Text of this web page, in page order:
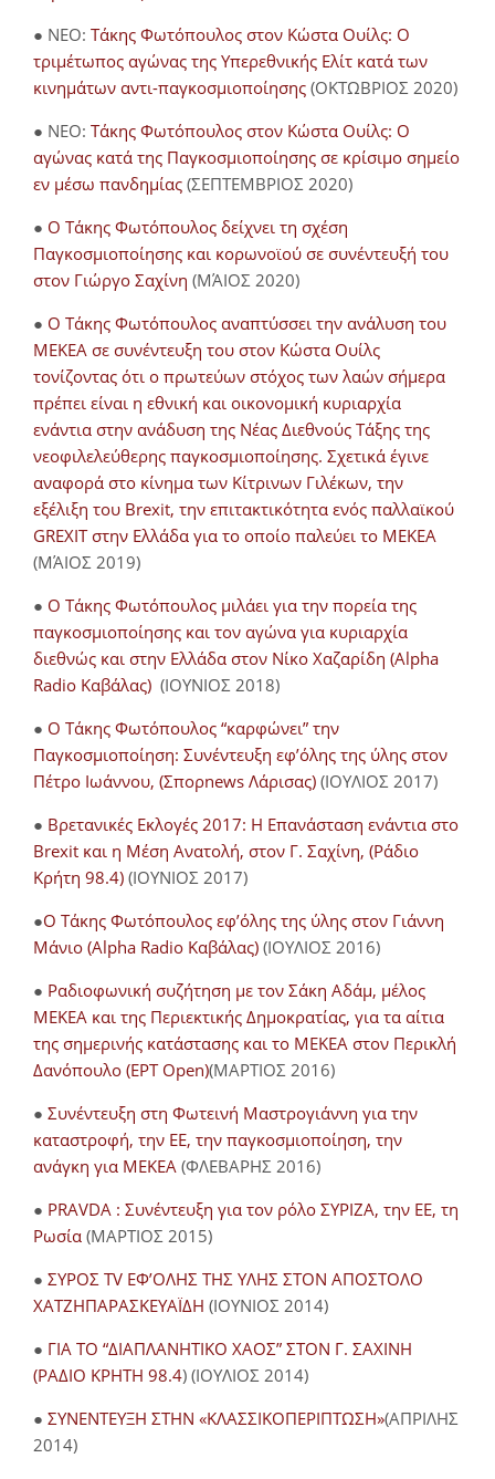
● NEO: Τάκης Φωτόπουλος στον Κώστα Ουίλς: Ο
τριμέτωπος αγώνας της Υπερεθνικής Ελίτ κατά των
κινημάτων αντι-παγκοσμιοποίησης (ΟΚΤΩΒΡΙΟΣ 2020)
● NEO: Τάκης Φωτόπουλος στον Κώστα Ουίλς: Ο
αγώνας κατά της Παγκοσμιοποίησης σε κρίσιμο σημείο
εν μέσω πανδημίας (ΣΕΠΤΕΜΒΡΙΟΣ 2020)
● Ο Τάκης Φωτόπουλος δείχνει τη σχέση
Παγκοσμιοποίησης και κορωνοϊού σε συνέντευξή του
στον Γιώργο Σαχίνη (ΜΆΙΟΣ 2020)
● O Τάκης Φωτόπουλος αναπτύσσει την ανάλυση του
ΜΕΚΕΑ σε συνέντευξη του στον Κώστα Ουίλς
τονίζοντας ότι ο πρωτεύων στόχος των λαών σήμερα
πρέπει είναι η εθνική και οικονομική κυριαρχία
ενάντια στην ανάδυση της Νέας Διεθνούς Τάξης της
νεοφιλελεύθερης παγκοσμιοποίησης. Σχετικά έγινε
αναφορά στο κίνημα των Κίτρινων Γιλέκων, την
εξέλιξη του Brexit, την επιτακτικότητα ενός παλλαϊκού
GREXIT στην Ελλάδα για το οποίο παλεύει το ΜΕΚΕΑ
(ΜΆΙΟΣ 2019)
● Ο Τάκης Φωτόπουλος μιλάει για την πορεία της
παγκοσμιοποίησης και τον αγώνα για κυριαρχία
διεθνώς και στην Ελλάδα στον Νίκο Χαζαρίδη (Alpha
Radio Καβάλας) (ΙΟΥΝΙΟΣ 2018)
● Ο Τάκης Φωτόπουλος “καρφώνει” την
Παγκοσμιοποίηση: Συνέντευξη εφ’όλης της ύλης στον
Πέτρο Ιωάννου, (Σπορnews Λάρισας) (ΙΟΥΛΙΟΣ 2017)
● Βρετανικές Εκλογές 2017: Η Επανάσταση ενάντια στο
Brexit και η Μέση Ανατολή, στον Γ. Σαχίνη, (Ράδιο
Κρήτη 98.4) (ΙΟΥΝΙΟΣ 2017)
●O Τάκης Φωτόπουλος εφ’όλης της ύλης στον Γιάννη
Μάνιο (Alpha Radio Καβάλας) (ΙΟΥΛΙΟΣ 2016)
● Ραδιοφωνική συζήτηση με τον Σάκη Αδάμ, μέλος
ΜΕΚΕΑ και της Περιεκτικής Δημοκρατίας, για τα αίτια
της σημερινής κατάστασης και το ΜΕΚΕΑ στον Περικλή
Δανόπουλο (ΕΡΤ Open)(ΜΑΡΤΙΟΣ 2016)
● Συνέντευξη στη Φωτεινή Μαστρογιάννη για την
καταστροφή, την ΕΕ, την παγκοσμιοποίηση, την
ανάγκη για ΜΕΚΕΑ (ΦΛΕΒΑΡΗΣ 2016)
● PRAVDA : Συνέντευξη για τον ρόλο ΣΥΡΙΖΑ, την ΕΕ, τη
Ρωσία (ΜΑΡΤΙΟΣ 2015)
● ΣΥΡΟΣ TV ΕΦ’ΟΛΗΣ ΤΗΣ ΥΛΗΣ ΣΤΟΝ ΑΠΟΣΤΟΛΟ
ΧΑΤΖΗΠΑΡΑΣΚΕΥΑΪΔΗ (ΙΟΥΝΙΟΣ 2014)
● ΓΙΑ ΤΟ “ΔΙΑΠΛΑΝΗΤΙΚΟ ΧΑΟΣ” ΣΤΟΝ Γ. ΣΑΧΙΝΗ
(ΡΑΔΙΟ ΚΡΗΤΗ 98.4) (ΙΟΥΛΙΟΣ 2014)
● ΣΥΝΕΝΤΕΥΞΗ ΣΤΗΝ «ΚΛΑΣΣΙΚΟΠΕΡΙΠΤΩΣΗ»(ΑΠΡΙΛΗΣ
2014)